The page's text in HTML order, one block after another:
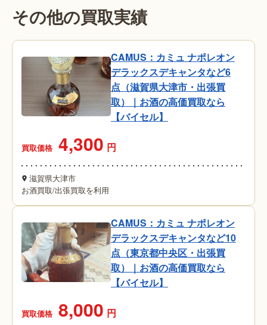
その他の買取実績
CAMUS：カミュ ナポレオン
デラックスデキャンタなど6
点（滋賀県大津市・出張買
取）｜お酒の高価買取なら
【バイセル】
買取価格 4,300 円
滋賀県大津市
お酒買取/出張買取を利用
CAMUS：カミュ ナポレオン
デラックスデキャンタなど10
点（東京都中央区・出張買
取）｜お酒の高価買取なら
【バイセル】
買取価格 8,000 円